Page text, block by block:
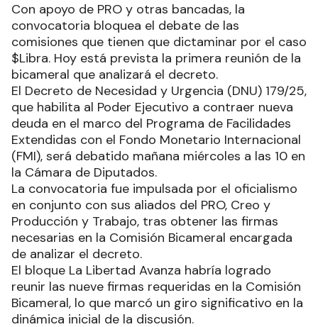
Con apoyo de PRO y otras bancadas, la
convocatoria bloquea el debate de las
comisiones que tienen que dictaminar por el caso
$Libra. Hoy está prevista la primera reunión de la
bicameral que analizará el decreto.
El Decreto de Necesidad y Urgencia (DNU) 179/25,
que habilita al Poder Ejecutivo a contraer nueva
deuda en el marco del Programa de Facilidades
Extendidas con el Fondo Monetario Internacional
(FMI), será debatido mañana miércoles a las 10 en
la Cámara de Diputados.
La convocatoria fue impulsada por el oficialismo
en conjunto con sus aliados del PRO, Creo y
Producción y Trabajo, tras obtener las firmas
necesarias en la Comisión Bicameral encargada
de analizar el decreto.
El bloque La Libertad Avanza habría logrado
reunir las nueve firmas requeridas en la Comisión
Bicameral, lo que marcó un giro significativo en la
dinámica inicial de la discusión.